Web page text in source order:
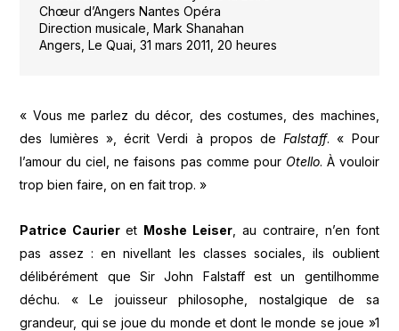
Chœur d’Angers Nantes Opéra
Direction musicale, Mark Shanahan
Angers, Le Quai, 31 mars 2011, 20 heures
« Vous me parlez du décor, des costumes, des machines,
des lumières », écrit Verdi à propos deFalstaff. « Pour
l’amour du ciel, ne faisons pas comme pour Otello. À vouloir
trop bien faire, on en fait trop. »
Patrice Caurieret Moshe Leiser , au contraire, n’en font
pas assez : en nivellant les classes sociales, ils oublient
délibérément que Sir John Falstaff est un gentilhomme
déchu. « Le jouisseur philosophe, nostalgique de sa
grandeur, qui se joue du monde et dont le monde se joue »1